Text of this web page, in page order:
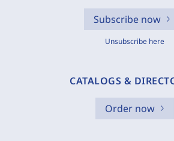
Subscribe now
Unsubscribe here
CATALOGS &
Order now